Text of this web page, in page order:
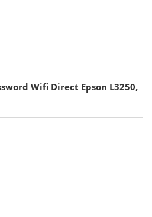
Wifi Direct Epson L3250,